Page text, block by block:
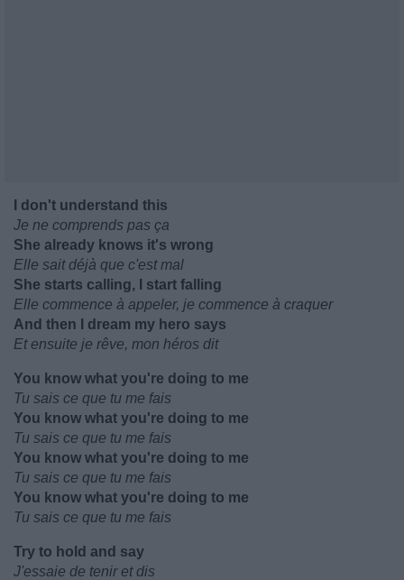
I don't understand this
Je ne comprends pas ça
She already knows it's wrong
Elle sait déjà que c'est mal
She starts calling, I start falling
Elle commence à appeler, je commence à craquer
And then I dream my hero says
Et ensuite je rêve, mon héros dit
You know what you're doing to me
Tu sais ce que tu me fais
You know what you're doing to me
Tu sais ce que tu me fais
You know what you're doing to me
Tu sais ce que tu me fais
You know what you're doing to me
Tu sais ce que tu me fais
Try to hold and say
J'essaie de tenir et dis